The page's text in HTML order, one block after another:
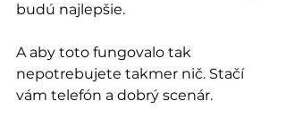
budú najlepšie.
A aby toto fungovalo tak
nepotrebujete takmer nič. Stačí
vám telefón a dobrý scenár.